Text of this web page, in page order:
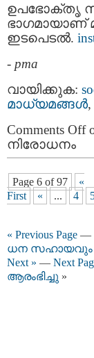
ഉപഭോക്തൃ
ഭാഗമായാണ്
ഇടപെടൽ.
- pma
വായിക്കുക:
മാധ്യമങ്ങള്‍,
Comments Off
നിരോധനം
Page 6 of 97
«
First
« ... 4
« Previous Page —
ധന സഹായവും
Next » — Next
ആരംഭിച്ചു »